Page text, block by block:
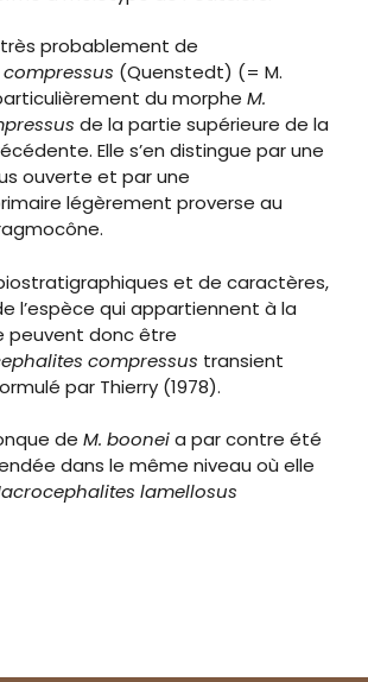
probablement de
(Quenstedt) (= M.
du morpheM.
de la partie supérieure de la
Elle s’en distingue par une
ouverte et par une
légèrement proverse au
et de caractères,
l’espèce qui appartiennent à la
peuvent donc être
compressus transient
par Thierry (1978).
deM. booneia par contre été
dans le même niveau où elle
lamellosus